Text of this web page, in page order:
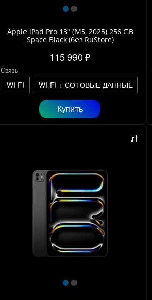
Apple iPad Pro 13" (M5, 2025) 256 GB
Space Black (без RuStore)
115 990 ₽
Связь
WI-FI WI-FI + СОТОВЫЕ ДАННЫЕ
Купить